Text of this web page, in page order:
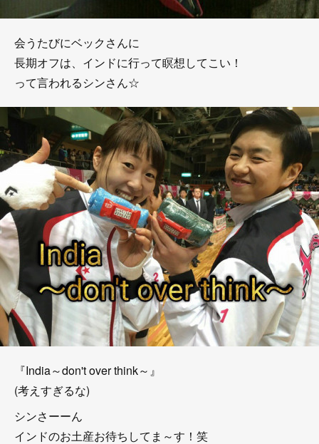
会うたびにベックさんに
長期オフは、インドに行って瞑想してこい！
って言われるシンさん☆
『India～don't over think～』
(考えすぎるな)
シンさーーん
インドのお土産お待ちしてま～す！笑